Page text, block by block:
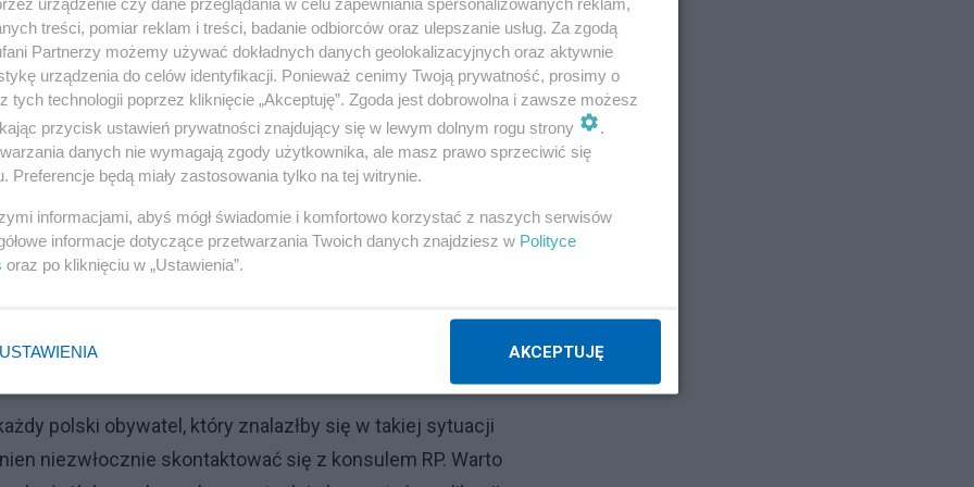
Reklama
sobie sytuację, że ktoś chce przyjechać do Polski i
byłoby niewpuszczenie z tego powodu takiej
gdy ktoś jest przestępcą, prowadzi działalność
tu z niczym takim nie mieliśmy miejsca. Dlatego trzeba
zaszło. I na tej podstawie zapadną decyzje, jakie
czy też do podobnych zdarzeń w Wielkiej Brytanii
polski obywatel, który znalazłby się w takiej sytuacji
niezwłocznie skontaktować się z konsulem RP. Warto
treści, pomiar reklam i treści, badanie odbiorców oraz ulepszanie usług. Za zgodą
Partnerzy możemy używać dokładnych danych geolokalizacyjnych oraz aktywnie
urządzenia do celów identyfikacji. Ponieważ cenimy Twoją prywatność, prosimy o
tych technologii poprzez kliknięcie „Akceptuję”. Zgoda jest dobrowolna i zawsze możesz
przycisk ustawień prywatności znajdujący się w lewym dolnym rogu strony
.
danych nie wymagają zgody użytkownika, ale masz prawo sprzeciwić się
Preferencje będą miały zastosowania tylko na tej witrynie.
informacjami, abyś mógł świadomie i komfortowo korzystać z naszych serwisów
informacje dotyczące przetwarzania Twoich danych znajdziesz w Polityce
oraz po kliknięciu w „Ustawienia”.
USTAWIENIA AKCEPTUJĘ